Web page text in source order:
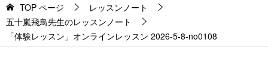
TOP ページ
レッスンノート
五十嵐飛鳥先生のレッスンノート
「体験レッスン」オンラインレッスン 2026-5-8-no0108